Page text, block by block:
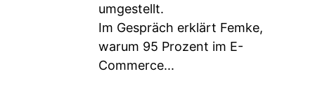
umgestellt.
Im Gespräch erklärt Femke,
warum 95 Prozent im E-
Commerce...